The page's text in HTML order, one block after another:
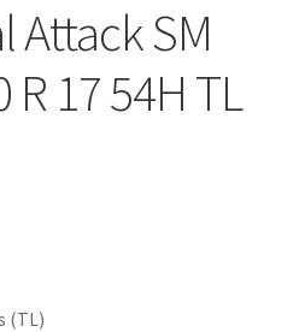
Attack SM
R 17 54H TL
(TL)